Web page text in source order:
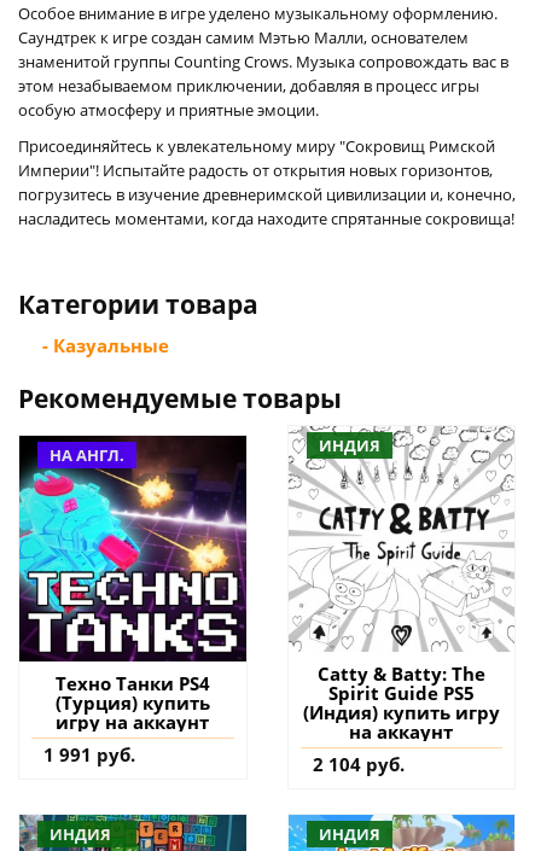
Особое внимание в игре уделено музыкальному оформлению.
Саундтрек к игре создан самим Мэтью Малли, основателем
знаменитой группы Counting Crows. Музыка сопровождать вас в
этом незабываемом приключении, добавляя в процесс игры
особую атмосферу и приятные эмоции.
Присоединяйтесь к увлекательному миру "Сокровищ Римской
Империи"! Испытайте радость от открытия новых горизонтов,
погрузитесь в изучение древнеримской цивилизации и, конечно,
насладитесь моментами, когда находите спрятанные сокровища!
Категории товара
- Казуальные
Рекомендуемые товары
НА АНГЛ.
Техно Танки PS4
(Турция) купить
игру на аккаунт
1 991 руб.
ИНДИЯ
Catty & Batty: The
Spirit Guide PS5
(Индия) купить игру
на аккаунт
2 104 руб.
ИНДИЯ
ИНДИЯ